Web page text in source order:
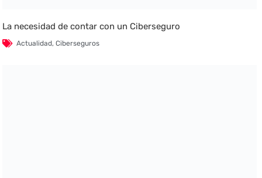
La necesidad de contar con un Ciberseguro
Actualidad,Ciberseguros